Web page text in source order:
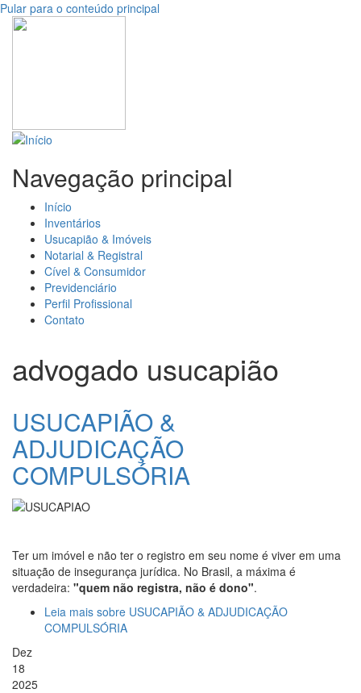
Pular para o conteúdo principal
Navegação principal
Início
Inventários
Usucapião & Imóveis
Notarial & Registral
Cível & Consumidor
Previdenciário
Perfil Profissional
Contato
advogado usucapião
USUCAPIÃO &
ADJUDICAÇÃO
COMPULSÓRIA
Ter um imóvel e não ter o registro em seu nome é viver em uma
situação de insegurança jurídica. No Brasil, a máxima é
verdadeira: "quem não registra, não é dono".
Leia mais sobre USUCAPIÃO & ADJUDICAÇÃO
COMPULSÓRIA
Dez
18
2025